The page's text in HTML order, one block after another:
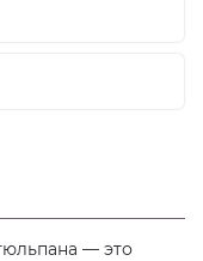
— это